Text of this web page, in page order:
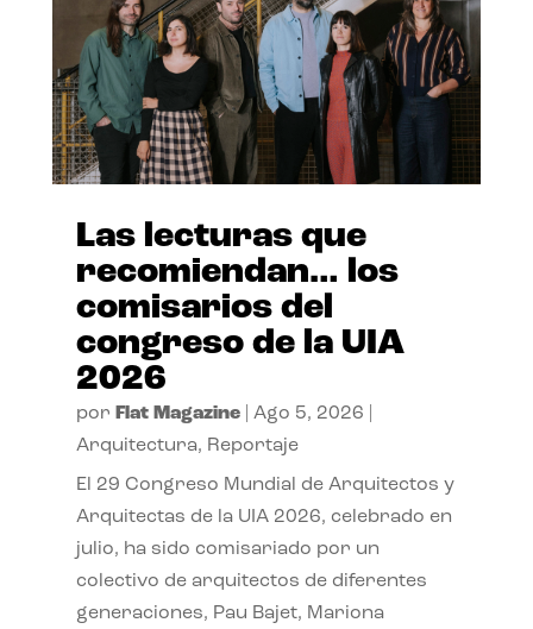
Las lecturas que
recomiendan… los
comisarios del
congreso de la UIA
2026
por Flat Magazine| Ago 5, 2026
Arquitectura, Reportaje
El 29 Congreso Mundial de Arquitectos y
Arquitectas de la UIA 2026, celebrado en
julio, ha sido comisariado por un
colectivo de arquitectos de diferentes
generaciones, Pau Bajet, Mariona